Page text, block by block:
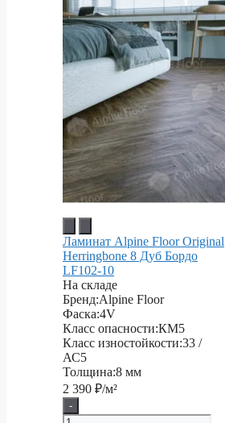
Ламинат Alpine Floor Original
Herringbone 8 Дуб Бордо
LF102-10
На складе
Бренд:Alpine Floor
Фаска:4V
Класс опасности:КМ5
Класс изностойкости:33 /
АС5
Толщина:8 мм
2 390 ₽/м²
-